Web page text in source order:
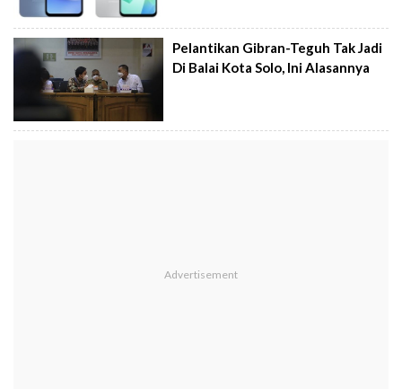
Pelantikan Gibran-Teguh Tak Jadi
Di Balai Kota Solo, Ini Alasannya